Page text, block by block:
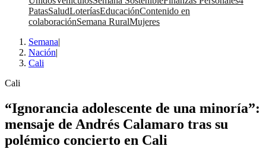
PatasSaludLoteríasEducaciónContenido en
colaboraciónSemana RuralMujeres
Semana|
Nación|
Cali
Cali
“Ignorancia adolescente de una minoría”:
mensaje de Andrés Calamaro tras su
polémico concierto en Cali